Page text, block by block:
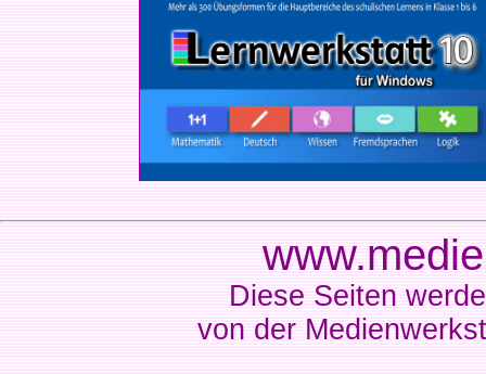
Diese Seiten
von der